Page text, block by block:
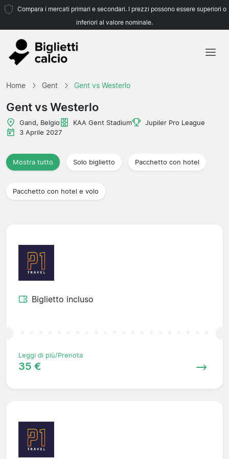
Compara i mercati primari e secondari. I prezzi possono essere superiori o
inferiori al valore nominale.
Home Gent Gent vs Westerlo
Gent vs Westerlo
Gand, Belgio KAA Gent Stadium
Jupiler Pro League
3 Aprile 2027
Mostra tutto Solo biglietto Pacchetto con hotel
Pacchetto con hotel e volo
Biglietto incluso
Leggi di più/Prenota
35 €